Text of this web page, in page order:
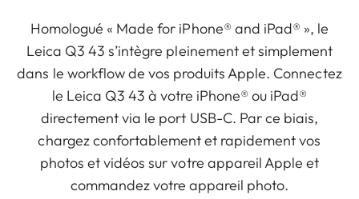
Homologué « Made for iPhone® and iPad® », le
Leica Q3 43 s’intègre pleinement et simplement
dans le workflow de vos produits Apple. Connectez
le Leica Q3 43 à votre iPhone® ou iPad®
directement via le port USB-C. Par ce biais,
chargez confortablement et rapidement vos
photos et vidéos sur votre appareil Apple et
commandez votre appareil photo.